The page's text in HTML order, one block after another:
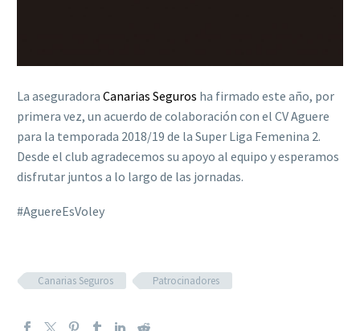
La aseguradora Canarias Seguros ha firmado este año, por
primera vez, un acuerdo de colaboración con el CV Aguere
para la temporada 2018/19 de la Super Liga Femenina 2.
Desde el club agradecemos su apoyo al equipo y esperamos
disfrutar juntos a lo largo de las jornadas.
#AguereEsVoley
Canarias Seguros Patrocinadores